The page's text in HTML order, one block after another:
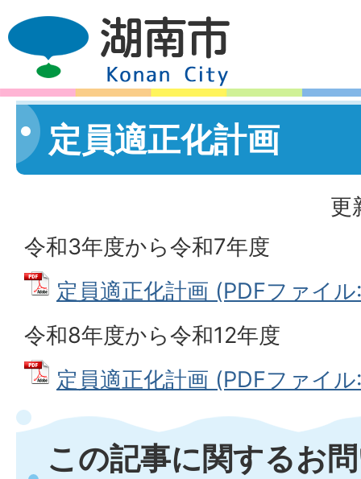
定員適正化計画
更
令和3年度から令和7年度
定員適正化計画 (PDFファイ
令和8年度から令和12年度
定員適正化計画 (PDFファイ
この記事に関するお